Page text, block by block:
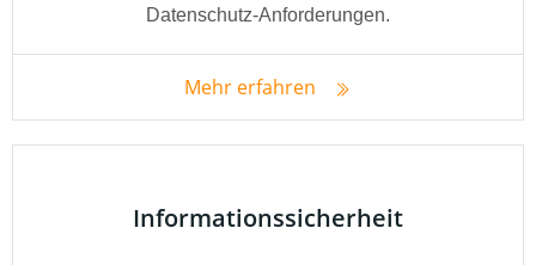
Datenschutz-Anforderungen.
Mehr erfahren
Informationssicherheit